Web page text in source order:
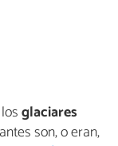
glaciares
son, o eran,